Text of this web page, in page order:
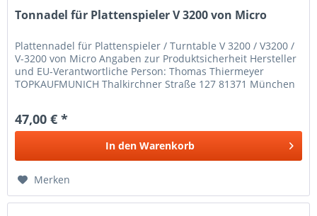
Tonnadel für Plattenspieler V 3200 von Micro
Plattennadel für Plattenspieler / Turntable V 3200 / V3200 /
V-3200 von Micro Angaben zur Produktsicherheit Hersteller
und EU-Verantwortliche Person: Thomas Thiermeyer
TOPKAUFMUNICH Thalkirchner Straße 127 81371 München
47,00 € *
In den Warenkorb
Merken